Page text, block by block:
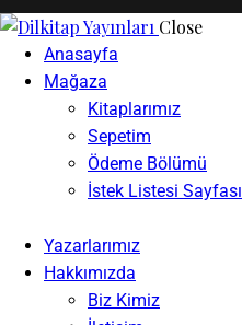
Close
Anasayfa
Mağaza
Kitaplarımız
Sepetim
Ödeme Bölümü
İstek Listesi Sayfası
Yazarlarımız
Hakkımızda
Biz Kimiz